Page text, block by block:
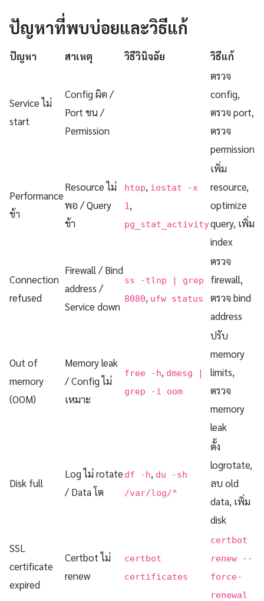
ปัญหาที่พบบ่อยและวิธีแก้
ปัญหา สาเหตุ วิธีวินิจฉัย วิธีแก้
Service ไม่
start
Config ผิด /
Port ชน /
Permission
ตรวจ
config,
ตรวจ port,
ตรวจ
permission
Performance
ช้า
Resource ไม่
พอ / Query
ช้า
htop, iostat -x
1 ,
pg_stat_activity
เพิ่ม
resource,
optimize
query, เพิ่ม
index
Connection
refused
Firewall / Bind
address /
Service down
ss -tlnp | grep
8080, ufw status
ตรวจ
firewall,
ตรวจ bind
address
Out of
memory
(OOM)
Memory leak
/ Config ไม่
เหมาะ
free -h, dmesg |
grep -i oom
ปรับ
memory
limits,
ตรวจ
memory
leak
Disk full
Log ไม่ rotate
/ Data โต
df -h, du -sh
/var/log/*
ตั้ง
logrotate,
ลบ old
data, เพิ่ม
disk
SSL
certificate
expired
Certbot ไม่
renew
certbot
certificates
certbot
renew --
force-
renewal